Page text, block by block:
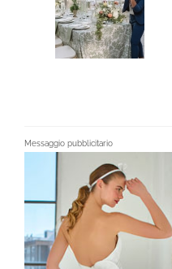
Messaggio pubblicitario